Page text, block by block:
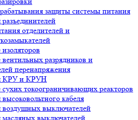
защиты системы питания
отделителей и
разрядников и
перенапряжения
КРУ и КРУН
токоограничивающих реакторов
кабеля
выключателей
выключателей